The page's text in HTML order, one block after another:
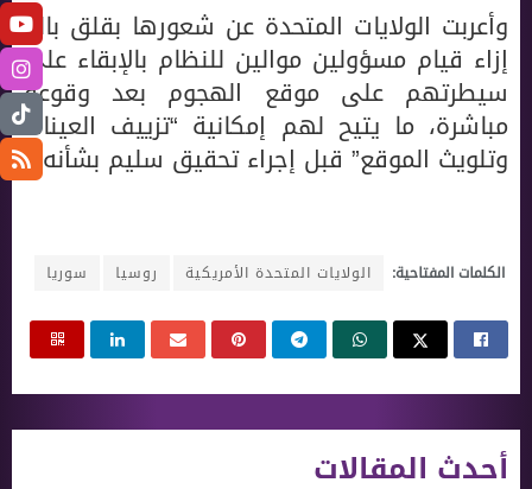
وأعربت الولايات المتحدة عن شعورها بقلق بالغ
إزاء قيام مسؤولين موالين للنظام بالإبقاء على
سيطرتهم على موقع الهجوم بعد وقوعه
مباشرة، ما يتيح لهم إمكانية “تزييف العينات
وتلويث الموقع” قبل إجراء تحقيق سليم بشأنه.
الكلمات المفتاحية: الولايات المتحدة الأمريكية روسيا سوريا
أحدث المقالات